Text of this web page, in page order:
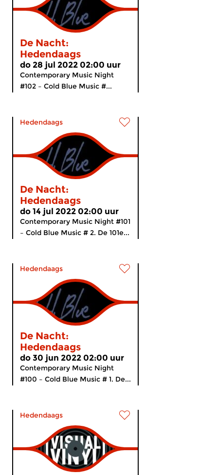
De Nacht:
Hedendaags
do 28 jul 2022 02:00 uur
Contemporary Music Night
#102 – Cold Blue Music #...
Hedendaags
De Nacht:
Hedendaags
do 14 jul 2022 02:00 uur
Contemporary Music Night #101
– Cold Blue Music # 2. De 101e...
Hedendaags
De Nacht:
Hedendaags
do 30 jun 2022 02:00 uur
Contemporary Music Night
#100 – Cold Blue Music # 1. De...
Hedendaags